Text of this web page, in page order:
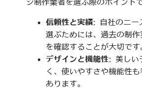
ジ制作業者を選ぶ際のポイントで
信頼性と実績: 自社のニー
選ぶためには、過去の制
を確認することが大切です
デザインと機能性: 美しい
く、使いやすさや機能性
あります。